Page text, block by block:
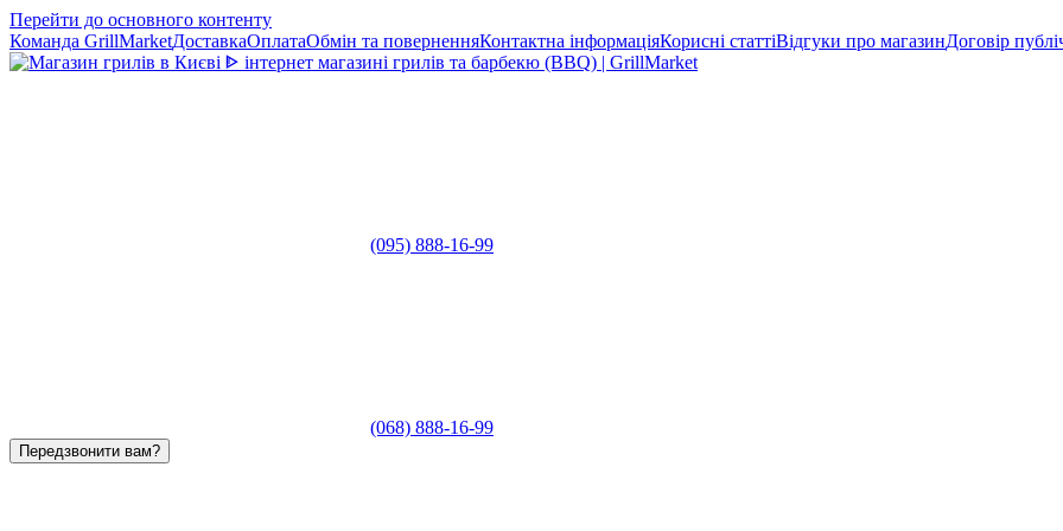
Перейти до основного контенту
Команда GrillMarketДоставкаОплатаОбмін та поверненняКонтактна інформаціяКорисні статтіВідгуки про магазинДоговір
(095) 888-16-99
(068) 888-16-99
Передзвонити вам?